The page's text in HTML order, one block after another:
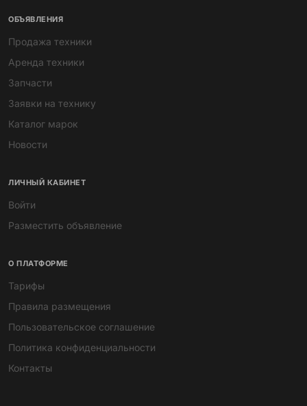
ОБЪЯВЛЕНИЯ
Продажа техники
Аренда техники
Запчасти
Заявки на технику
Каталог марок
Новости
ЛИЧНЫЙ КАБИНЕТ
Войти
Разместить объявление
О ПЛАТФОРМЕ
Тарифы
Правила размещения
Пользовательское соглашение
Политика конфиденциальности
Контакты